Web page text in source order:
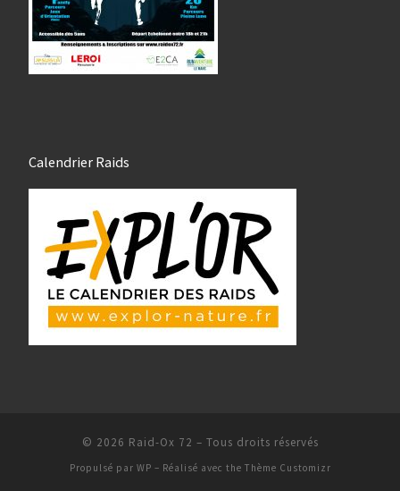
Calendrier Raids
© 2026 Raid-Ox 72 – Tous droits réservés
Propulsé par WP – Réalisé avec the Thème Customizr